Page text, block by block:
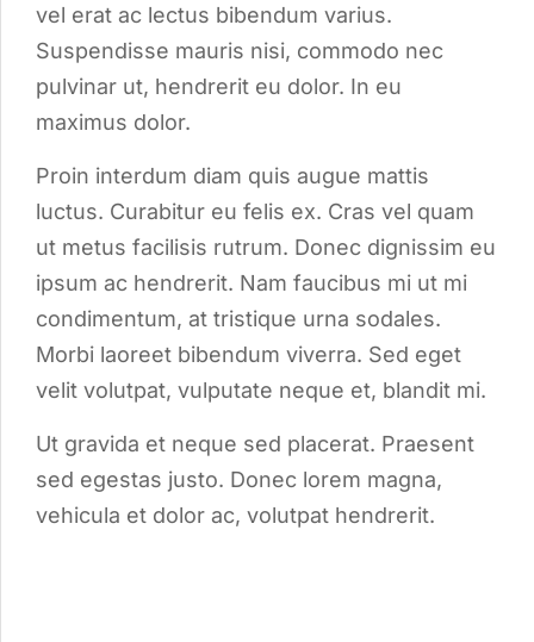
vel erat ac lectus bibendum varius.
Suspendisse mauris nisi, commodo nec
pulvinar ut, hendrerit eu dolor. In eu
maximus dolor.
Proin interdum diam quis augue mattis
luctus. Curabitur eu felis ex. Cras vel quam
ut metus facilisis rutrum. Donec dignissim eu
ipsum ac hendrerit. Nam faucibus mi ut mi
condimentum, at tristique urna sodales.
Morbi laoreet bibendum viverra. Sed eget
velit volutpat, vulputate neque et, blandit mi.
Ut gravida et neque sed placerat. Praesent
sed egestas justo. Donec lorem magna,
vehicula et dolor ac, volutpat hendrerit.